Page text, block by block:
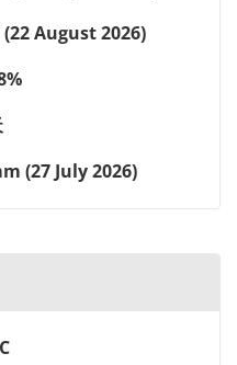
(22 August 2026)
(27 July 2026)